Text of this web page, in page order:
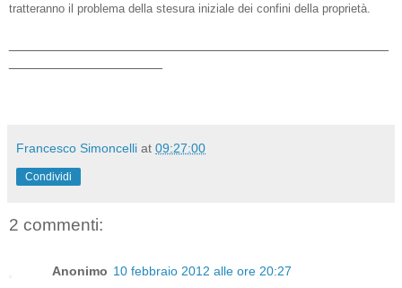
tratteranno il problema della stesura iniziale dei confini della proprietà.
Francesco Simoncelli at 09:27:00
Condividi
2 commenti:
Anonimo 10 febbraio 2012 alle ore 20:27